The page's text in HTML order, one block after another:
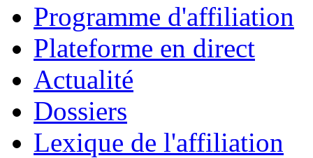
Programme d'affiliation
Plateforme en direct
Actualité
Dossiers
Lexique de l'affiliation